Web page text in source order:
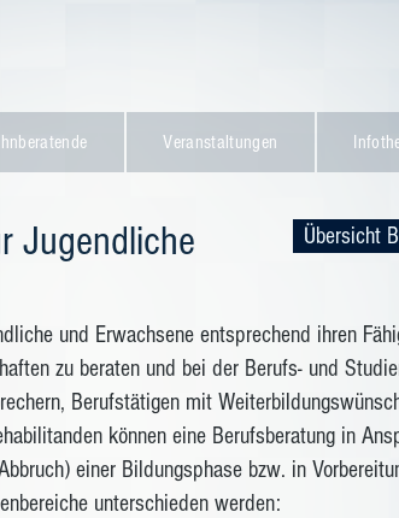
Veranstaltungen
Jugendliche Übersicht
und Erwachsene entsprechend ihren
zu beraten und bei der Berufs- und
Berufstätigen mit
können eine Berufsberatung in
einer Bildungsphase bzw. in
unterschieden werden: